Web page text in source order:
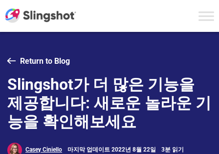
Return to Blog
Slingshot가 더 많은 기능을
제공합니다: 새로운 놀라운 기
능을 확인해보세요
Casey Ciniello 마지막 업데이트 2022년 8월 22일 3분 읽기